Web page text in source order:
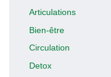
Articulations
Bien-être
Circulation
Detox